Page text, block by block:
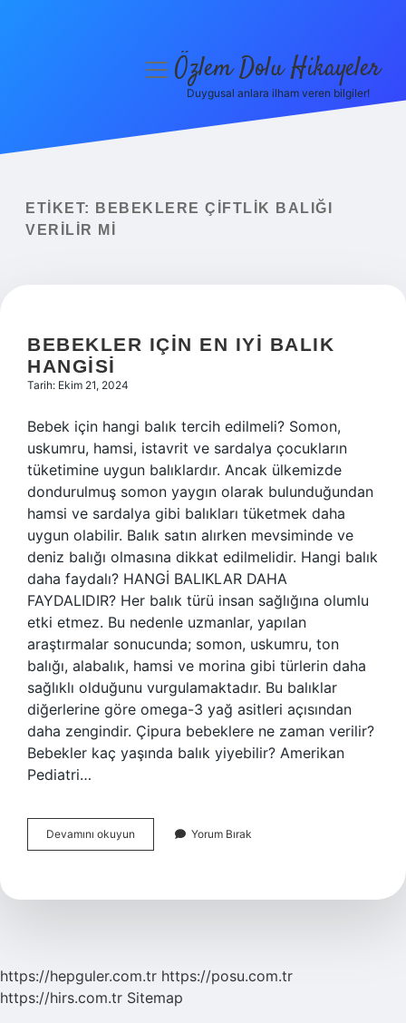
Yasal Uyarı
menüyüÖzlem Dolu Hikayeler
Duygusal anlara ilham veren bilgiler!
ETIKET:
BEBEKLERE ÇIFTLIK BALIĞI
VERILIR MI
BEBEKLER IÇIN EN IYI BALIK
HANGISI
Tarih: Ekim 21, 2024
Bebek için hangi balık tercih edilmeli? Somon,
uskumru, hamsi, istavrit ve sardalya çocukların
tüketimine uygun balıklardır. Ancak ülkemizde
dondurulmuş somon yaygın olarak bulunduğundan
hamsi ve sardalya gibi balıkları tüketmek daha
uygun olabilir. Balık satın alırken mevsiminde ve
deniz balığı olmasına dikkat edilmelidir. Hangi balık
daha faydalı? HANGİ BALIKLAR DAHA
FAYDALIDIR? Her balık türü insan sağlığına olumlu
etki etmez. Bu nedenle uzmanlar, yapılan
araştırmalar sonucunda; somon, uskumru, ton
balığı, alabalık, hamsi ve morina gibi türlerin daha
sağlıklı olduğunu vurgulamaktadır. Bu balıklar
diğerlerine göre omega-3 yağ asitleri açısından
daha zengindir. Çipura bebeklere ne zaman verilir?
Bebekler kaç yaşında balık yiyebilir? Amerikan
Pediatri…
Devamını okuyun Bebekler
Için
Balık
Yorum Bırak
https://hepguler.com.tr https://posu.com.tr
https://hirs.com.tr Sitemap